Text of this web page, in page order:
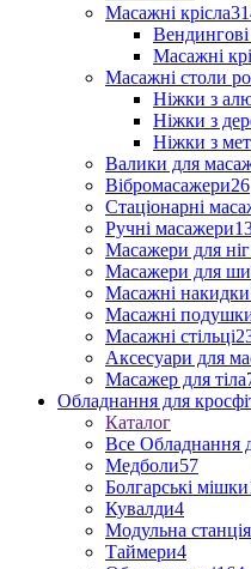
Масажні крісла
Вендингові
Масажні
Масажні столи
Ніжки з
Ніжки з
Ніжки з
Валики для
Вібромасажери26
Стаціонарні
Ручні масажери
Масажери для ніг
Масажери для
Масажні накидки
Масажні
Масажні стільці
Аксесуари для
Масажер для тіла
Обладнання для
Каталог
Все Обладнання
Медболи57
Болгарські мішки
Кувалди4
Модульна
Таймери4